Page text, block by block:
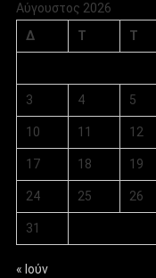
Αύγουστος 2026
Δ
Τ Τ
3 4 5
10 11 12
17 18 19
24 25 26
31
« Ιούν